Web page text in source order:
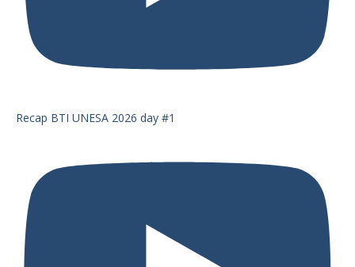
Recap BTI UNESA 2026 day #1